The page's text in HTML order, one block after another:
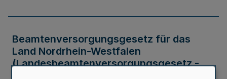
Beamtenversorgungsgesetz für das
Land Nordrhein-Westfalen
(Landesbeamtenversorgungsgesetz -